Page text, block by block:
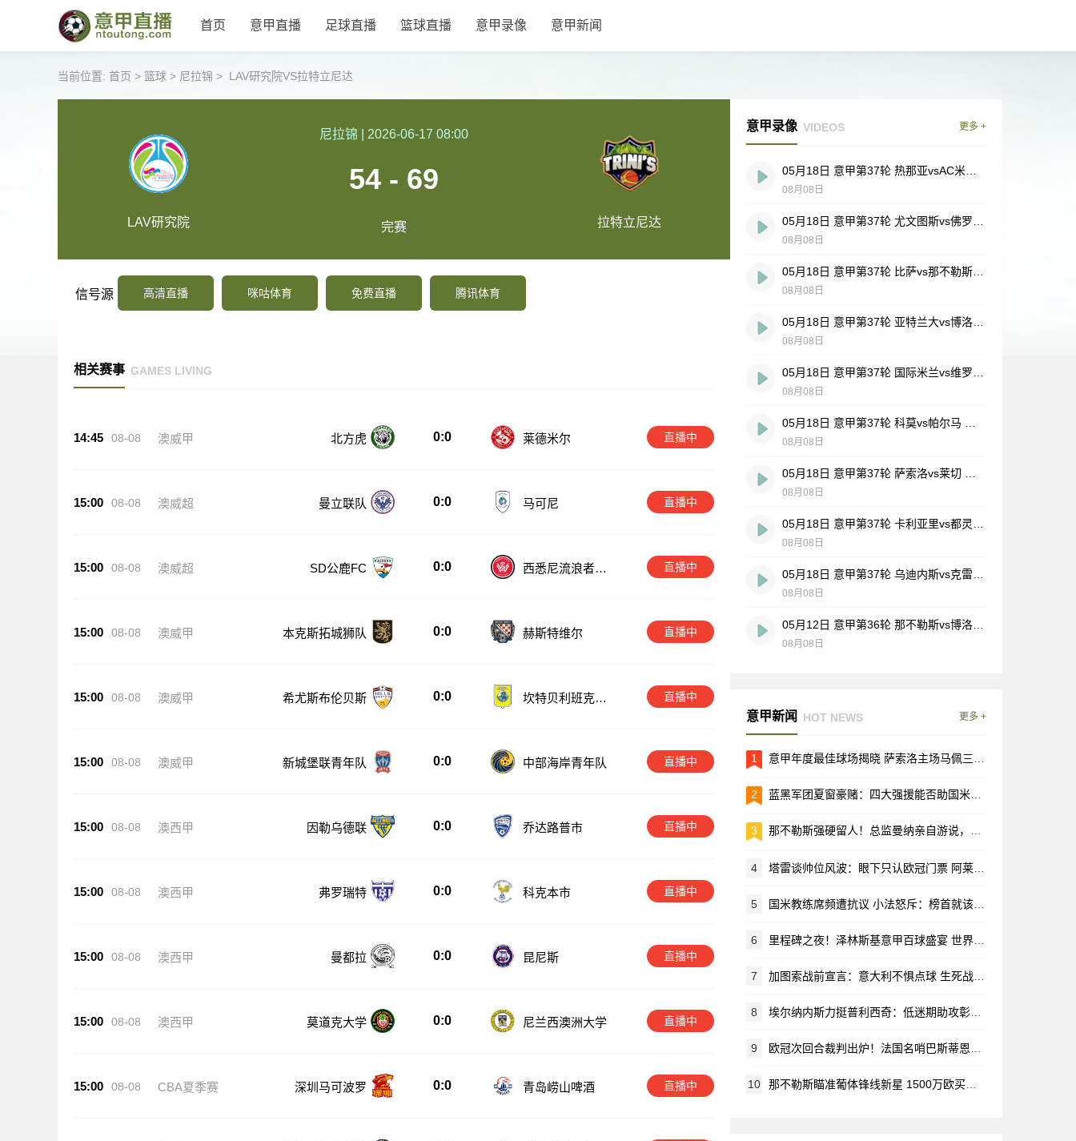
首页 意甲直播 足球直播 篮球直播 意甲录像 意甲新闻
当前位置: 首页 > 篮球 > 尼拉锦 > LAV研究院VS拉特立尼达
LAV研究院
尼拉锦 2026-06-17 08:00
54 - 69
完赛 拉特立尼达
信号源 高清直播 咪咕体育 免费直播 腾讯体育
相关赛事 GAMES LIVING
14:45 08-08 澳威甲 北方虎 0:0 莱德米尔 直播中
15:00 08-08 澳威超 曼立联队 0:0 马可尼 直播中
15:00 08-08 澳威超 SD公鹿FC 0:0
西悉尼流浪者青
直播中
15:00 08-08 澳威甲 本克斯拓城狮队 0:0 赫斯特维尔 直播中
15:00 08-08 澳威甲 希尤斯布伦贝斯 0:0
坎特贝利班克斯
直播中
15:00 08-08 澳威甲 新城堡联青年队 0:0 中部海岸青年队 直播中
15:00 08-08 澳西甲 因勒乌德联 0:0 乔达路普市 直播中
15:00 08-08 澳西甲 弗罗瑞特 0:0 科克本市 直播中
15:00 08-08 澳西甲 曼都拉 0:0 昆尼斯 直播中
15:00 08-08 澳西甲 莫道克大学 0:0 尼兰西澳洲大学 直播中
15:00 08-08 CBA夏季赛 深圳马可波罗 0:0 青岛崂山啤酒 直播中
意甲录像 VIDEOS 更多 +
08月08日
08月08日
08月08日
08月08日
08月08日
08月08日
08月08日
08月08日
08月08日
08月08日
意甲新闻 HOT NEWS 更多 +
1 意甲年度最佳球场揭晓 萨索洛主场马佩三色城荣耀加冕
2 蓝黑军团夏窗豪赌：四大强援能否助国米重返欧洲之巅？
3 那不勒斯强硬留人！总监曼纳亲自游说，马林放弃黄潜回归母队
4 塔雷谈帅位风波：眼下只认欧冠门票 阿莱格里仍是长期计划核心
5 国米教练席频遭抗议 小法怒斥：榜首就该有榜首的样
6 里程碑之夜！泽林斯基意甲百球盛宴 世界波助攻恰20闪耀梅阿查
7 加图索战前宣言：意大利不惧点球 生死战就要拼个痛快！
8 埃尔纳内斯力挺普利西奇：低迷期助攻彰显价值 首发位置该留给他
9 欧冠次回合裁判出炉！法国名哨巴斯蒂恩执哨拜仁战亚特兰大
10 那不勒斯瞄准葡体锋线新星 1500万欧买断条款或将激活